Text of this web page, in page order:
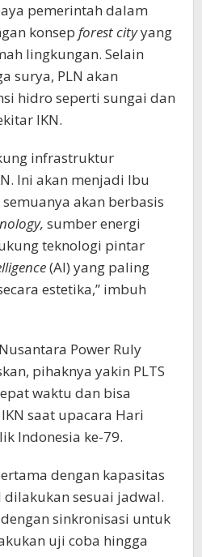
pemerintah dalam
konsep forest cityyang
lingkungan. Selain
surya, PLN akan
hidro seperti sungai dan
IKN.
infrastruktur
Ini akan menjadi Ibu
akan berbasis
sumber energi
teknologi pintar
(AI) yang paling
estetika,” imbuh
Power Ruly
pihaknya yakin PLTS
waktu dan bisa
saat upacara Hari
Indonesia ke-79.
dengan kapasitas
dilakukan sesuai jadwal.
sinkronisasi untuk
uji coba hingga